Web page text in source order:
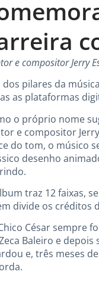
e compositor Jerry
dos pilares da
as plataformas
o próprio nome
e compositor
do tom, o músico
desenho
traz 12 faixas,
divide os créditos
César sempre
Baleiro e
e, três meses